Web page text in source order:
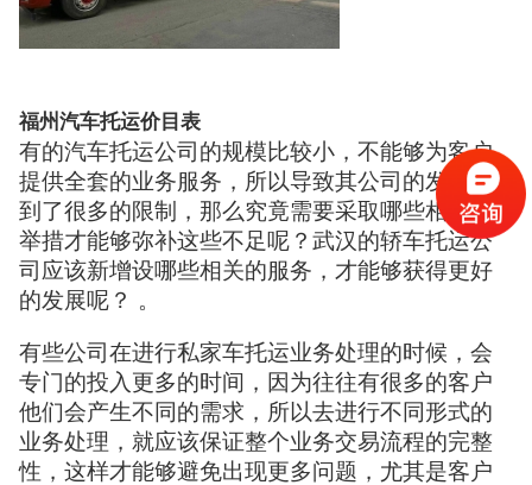
福州汽车托运价目表
有的汽车托运公司的规模比较小，不能够为客户
提供全套的业务服务，所以导致其公司的发展受
到了很多的限制，那么究竟需要采取哪些相关的
举措才能够弥补这些不足呢？武汉的轿车托运公
司应该新增设哪些相关的服务，才能够获得更好
的发展呢？ 。
有些公司在进行私家车托运业务处理的时候，会
专门的投入更多的时间，因为往往有很多的客户
他们会产生不同的需求，所以去进行不同形式的
业务处理，就应该保证整个业务交易流程的完整
性，这样才能够避免出现更多问题，尤其是客户